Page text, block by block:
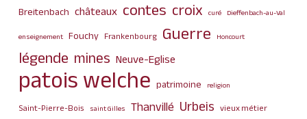
Breitenbach châteaux contes croix curé Dieffenbach-au-Val
enseignement Fouchy Frankenbourg Guerre Honcourt
légende mines Neuve-Eglise
patois welche patrimoine religion
Saint-Pierre-Bois saint Gilles Thanvillé Urbeis vieux métier